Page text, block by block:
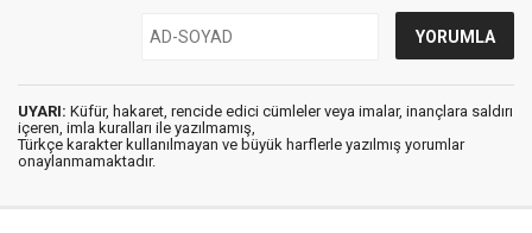
UYARI: Küfür, hakaret, rencide edici cümleler veya imalar, inançlara saldırı
içeren, imla kuralları ile yazılmamış,
Türkçe karakter kullanılmayan ve büyük harflerle yazılmış yorumlar
onaylanmamaktadır.